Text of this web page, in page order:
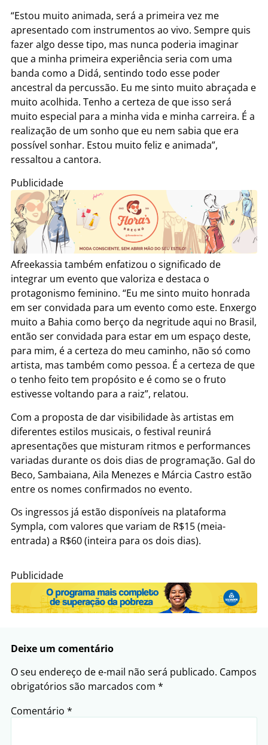
“Estou muito animada, será a primeira vez me
apresentado com instrumentos ao vivo. Sempre quis
fazer algo desse tipo, mas nunca poderia imaginar
que a minha primeira experiência seria com uma
banda como a Didá, sentindo todo esse poder
ancestral da percussão. Eu me sinto muito abraçada e
muito acolhida. Tenho a certeza de que isso será
muito especial para a minha vida e minha carreira. É a
realização de um sonho que eu nem sabia que era
possível sonhar. Estou muito feliz e animada”,
ressaltou a cantora.
Publicidade
Afreekassia também enfatizou o significado de
integrar um evento que valoriza e destaca o
protagonismo feminino. “Eu me sinto muito honrada
em ser convidada para um evento como este. Enxergo
muito a Bahia como berço da negritude aqui no Brasil,
então ser convidada para estar em um espaço deste,
para mim, é a certeza do meu caminho, não só como
artista, mas também como pessoa. É a certeza de que
o tenho feito tem propósito e é como se o fruto
estivesse voltando para a raiz”, relatou.
Com a proposta de dar visibilidade às artistas em
diferentes estilos musicais, o festival reunirá
apresentações que misturam ritmos e performances
variadas durante os dois dias de programação. Gal do
Beco, Sambaiana, Aila Menezes e Márcia Castro estão
entre os nomes confirmados no evento.
Os ingressos já estão disponíveis na plataforma
Sympla, com valores que variam de R$15 (meia-
entrada) a R$60 (inteira para os dois dias).
Publicidade
Deixe um comentário
O seu endereço de e-mail não será publicado. Campos
obrigatórios são marcados com *
Comentário *